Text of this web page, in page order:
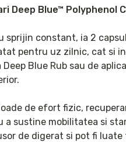
Deep Blue™ Polyphenol
sprijin constant, ia 2
pentru uz zilnic, cat si
Deep Blue Rub sau de
de efort fizic,
a sustine mobilitatea si
de digerat si pot fi